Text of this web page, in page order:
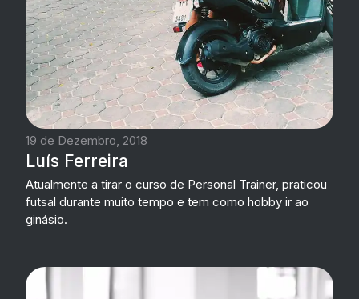
19 de Dezembro, 2018
Luís Ferreira
Atualmente a tirar o curso de Personal Trainer, praticou
futsal durante muito tempo e tem como hobby ir ao
ginásio.